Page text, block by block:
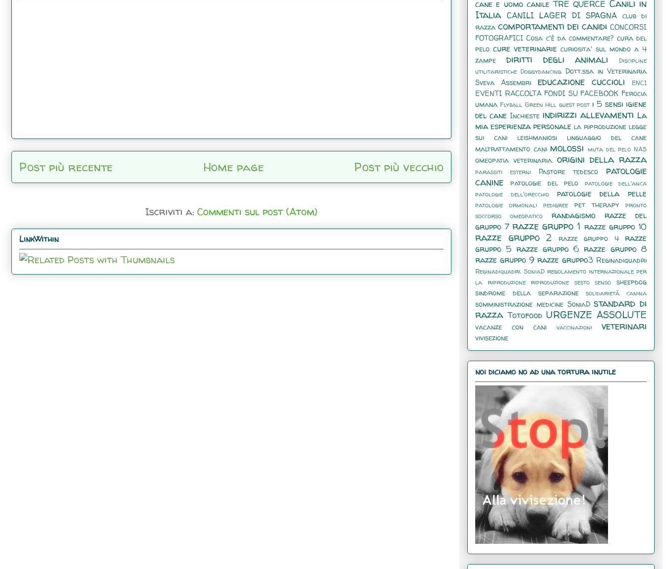
Post più recente Post più vecchio
Home page
Iscriviti a: Commenti sul post (Atom)
LinkWithin
cane e uomo canile TRE QUERCE Canili in
Italia CANILI LAGER DI SPAGNA club di
razza comportamenti dei canidi CONCORSI
FOTOGRAFICI Cosa c'è da commentare? cura del
pelo cure veterinarie curiosita' sul mondo a 4
zampe
diritti degli animali
Discipline
utilitaristiche Doggydancing Dott.ssa in Veterinaria
Sveva Assembri
educazione cuccioli ENCI
EVENTI RACCOLTA FONDI SU FACEBOOK Ferocia
umana Flyball Green Hill guest post i 5 sensi igiene
del cane Inchieste indirizzi allevamenti La
mia esperienza personale la riproduzione legge
sui cani
leishmaniosi
linguaggio del cane
maltrattamento cani molossi muta del pelo NAS
omeopatia veterinaria origini della razza
parassiti esterni Pastore tedesco
patologie
canine
patologie del pelo
patologie dell'anca
patologie dell'orecchio
patologie della pelle
patologie ormonali pedigree pet therapy
pronto
soccorso omeopatico
randagismo
razze del
gruppo 7 razze gruppo 1 razze gruppo 10
razze gruppo 2 razze gruppo 4
razze
gruppo 5 razze gruppo 6 razze gruppo 8
razze gruppo 9 razze gruppo3 Reginadiquadri
Reginadiquadri. SoniaD regolamento internazionale per
la riproduzione
riproduzione sesto senso
sheepdog
sindrome della separazione
solidarietà canina
somministrazione medicine SoniaD standard di
razza Totofood URGENZE ASSOLUTE
vacanze con cani vaccinazioni veterinari
vivisezione
noi diciamo no ad una tortura inutile